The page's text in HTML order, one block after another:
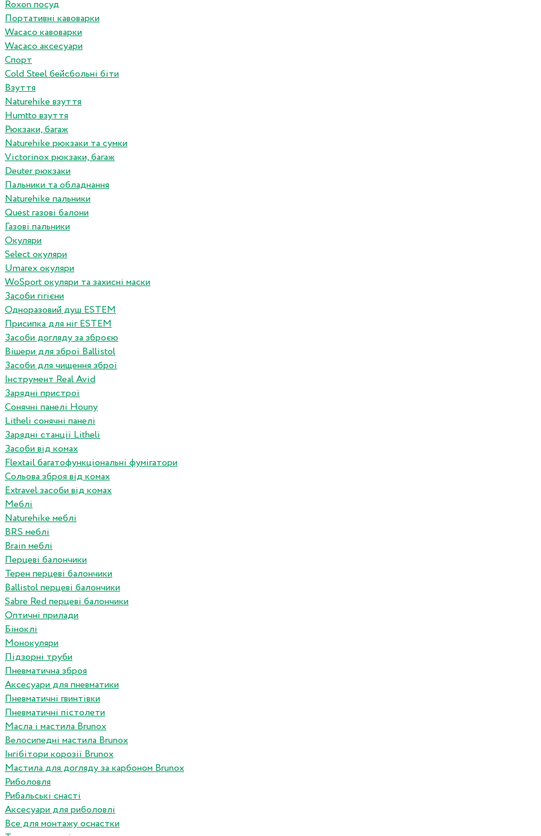
Roxon посуд
Портативні кавоварки
Wacaco кавоварки
Wacaco аксесуари
Спорт
Cold Steel бейсбольні біти
Взуття
Naturehike взуття
Humtto взуття
Рюкзаки, багаж
Naturehike рюкзаки та сумки
Victorinox рюкзаки, багаж
Deuter рюкзаки
Пальники та обладнання
Naturehike пальники
Quest газові балони
Газові пальники
Окуляри
Select окуляри
Umarex окуляри
WoSport окуляри та захисні маски
Засоби гігієни
Одноразовий душ ESTEM
Присипка для ніг ESTEM
Засоби догляду за зброєю
Вішери для зброї Ballistol
Засоби для чищення зброї
Інструмент Real Avid
Зарядні пристрої
Сонячні панелі Houny
Litheli сонячні панелі
Зарядні станції Litheli
Засоби від комах
Flextail багатофункціональні фумігатори
Сольова зброя від комах
Extravel засоби від комах
Меблі
Naturehike меблі
BRS меблі
Brain меблі
Перцеві балончики
Терен перцеві балончики
Ballistol перцеві балончики
Sabre Red перцеві балончики
Оптичні прилади
Біноклі
Монокуляри
Підзорні труби
Пневматична зброя
Аксесуари для пневматики
Пневматичні гвинтівки
Пневматичні пістолети
Масла і мастила Brunox
Велосипедні мастила Brunox
Інгібітори корозії Brunox
Мастила для догляду за карбоном Brunox
Риболовля
Рибальські снасті
Аксесуари для риболовлі
Все для монтажу оснастки